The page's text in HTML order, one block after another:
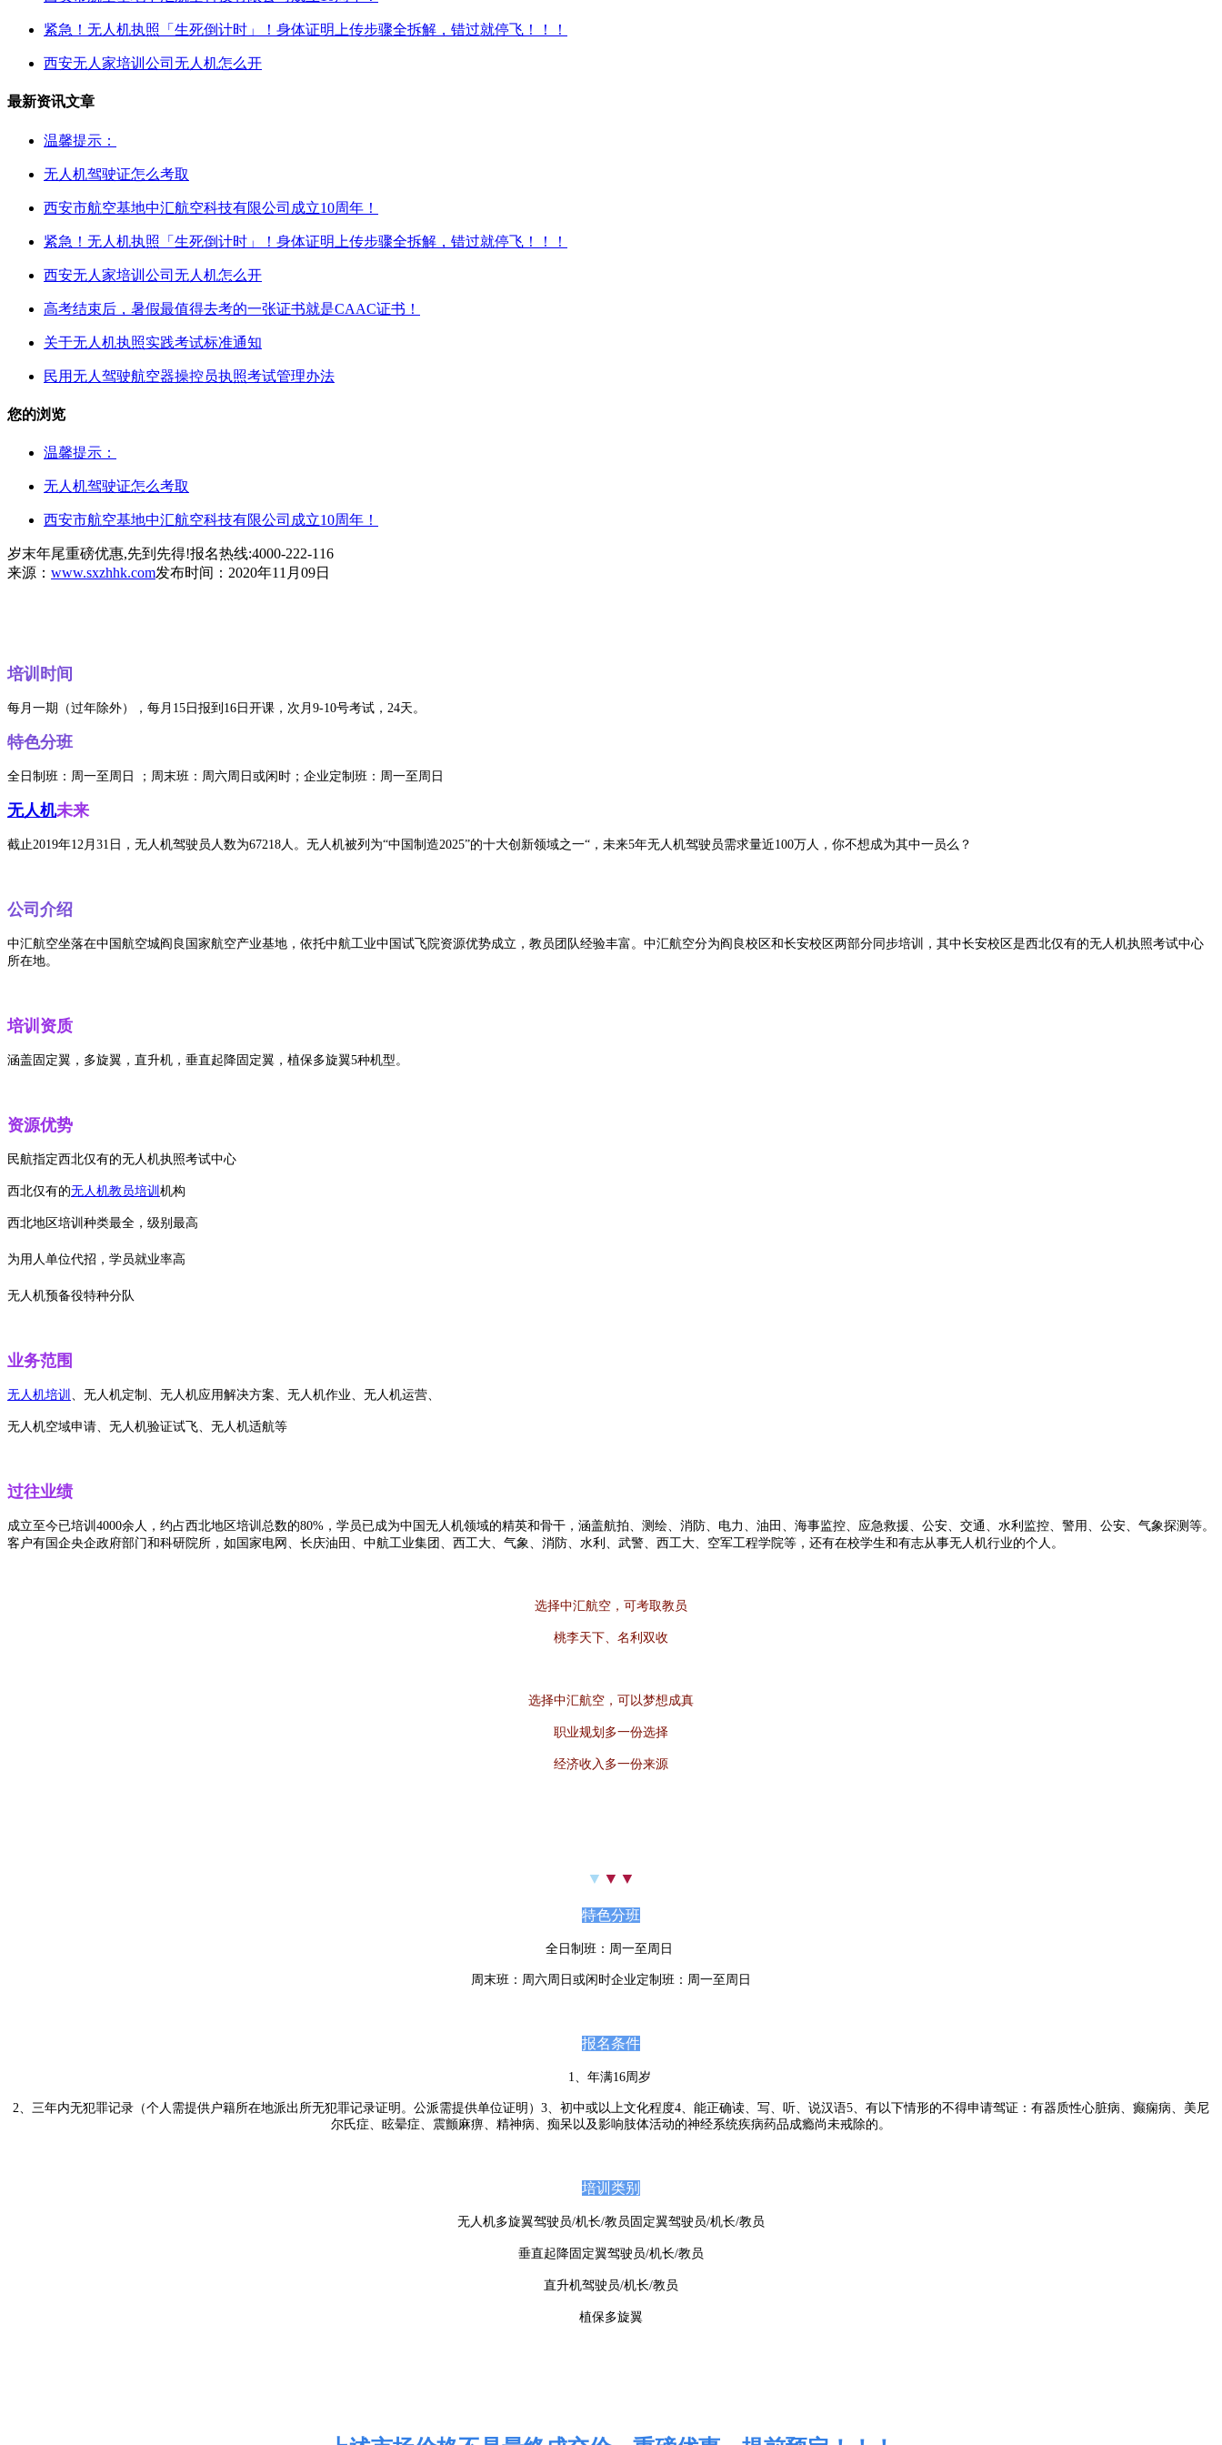
紧急！无人机执照「生死倒计时」！身体证明上传步骤全拆解，错过就停飞！！！
西安无人家培训公司无人机怎么开
最新资讯文章
温馨提示：
无人机驾驶证怎么考取
西安市航空基地中汇航空科技有限公司成立10周年！
紧急！无人机执照「生死倒计时」！身体证明上传步骤全拆解，错过就停飞！！！
西安无人家培训公司无人机怎么开
高考结束后，暑假最值得去考的一张证书就是CAAC证书！
关于无人机执照实践考试标准通知
民用无人驾驶航空器操控员执照考试管理办法
您的浏览
温馨提示：
无人机驾驶证怎么考取
西安市航空基地中汇航空科技有限公司成立10周年！
岁末年尾重磅优惠,先到先得!报名热线:4000-222-116
来源： www.sxzhhk.com发布时间：2020年11月09日
培训 时间
每月一期（过年除外），每月15日报到16日开课，次月9-10号考试，24天。
特色分班
全日制班： 周一至周日 ； 周末班： 周六周日或闲时； 企业定制班： 周一至周日
无人机未来
截止2019年12月31日，无人机驾驶员人数为67218人。 无人机被列为“中国制造2025”的十大创新领域之一“，未来5年无人机驾驶员需求量近100万人，你不想成为其中一员么？
公司介绍
中汇航空坐落在中国航空城阎良国家航空产业基地， 依托中航工业中国试飞院资源优势成立， 教员团队经验丰富。 中汇航空分为阎良校区和长安校区两部分同步培训，其中长安校区是西北仅有的无人机执照考试中心
所在地。
培训资质
涵盖固定翼，多旋翼，直升机，垂直起降固定翼，植保多旋翼5种机型。
资源优势
民航指定西北仅有的无人机执照考试中心
西北仅有的无人机教员培训 机构
西北地区培训种类最全，级别最高
为用人单位代招， 学员就业率高
无人机预备役特种分队
业务范围
无人机培训 、无人机定制、无人机应用解决方案、无人机作业、 无人机运营、
无人机空域申请、无人机验证试飞、无人机适航等
过往业绩
成立至今已培训4000余人， 约占西北地区培训总数的80%， 学员已成为中国无人机领域的精英和骨干，涵盖航拍、测绘、消防、电力、油田、海事监控、应急救援、公安、交通、水利监控、警用、公安、气象探测等。
客户有国企央企政府部门和科研院所，如国家电网、长庆油田、中航工业集团、西工大、气象、消防、水利、武警、西工大、空军工程学院等，还有在校学生和有志从事无人机行业的个人。
选择中汇航空 ，可考取教员
桃李天下、名利双收
选择中汇航空，可以梦想成真
职业规划多一份选择
经济收入多一份来源
▼ ▼ ▼
特色分班
全日制班：周一至周日
周末班：周六周日或闲时企业定制班：周一至周日
报名条件
1、年满16周岁
2、三年内无犯罪记录（个人需提供户籍所在地派出所无犯罪记录证明。公派需提供单位证明）3、初中或以上文化程度4、能正确读、写、听、说汉语5、有以下情形的不得申请驾证：有器质性心脏病、癫痫病、美尼
尔氏症、眩晕症、震颤麻痹、精神病、痴呆以及影响肢体活动的神经系统疾病药品成瘾尚未戒除的。
培训类别
无人机多旋翼驾驶员/机长/教员 固定翼驾驶员/机长/教员
垂直起降固定翼驾驶员/机长/教员
直升机驾驶员/机长/教员
植保多旋翼